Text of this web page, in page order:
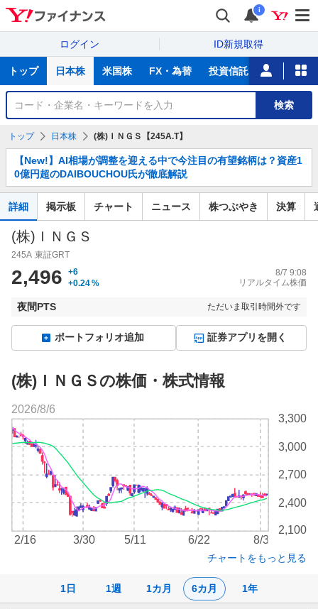
i
ログイン ID新規取得
サ
トップ 日本株 米国株 FX・為替 投資信託 ニュース
銘
検
検索
トップ 日本株 (株)ＩＮＧＳ【245A.T】
知
ら
せ
【New!】AI相場が調整を迎える中で今注目の有望銘柄は？資産1
0億円超のDAIBOUCHOU氏が徹底解説
詳細 掲示板 チャート ニュース 株つぶやき 決算
(株)ＩＮＧＳ
245A 東証GRT
2,496
+6
+0.24%
8/7 9:08
リアルタイム株価
夜間PTS ただいま取引時間外です
ポートフォリオ追加 証券アプリを開く
(株)ＩＮＧＳの株価・株式情報
1日 1週 1カ月 6カ月 1年
2,100
2,400
2,700
3,000
3,300
2/16 3/30 5/11 6/22 8/3
2026/8/6
チャートをもっと見る